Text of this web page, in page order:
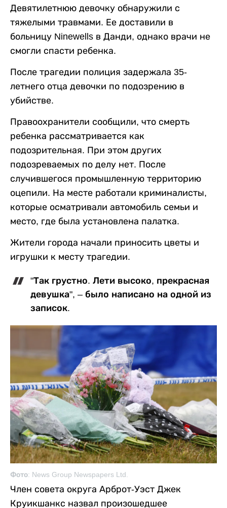
Девятилетнюю девочку обнаружили с
тяжелыми травмами. Ее доставили в
больницу Ninewells в Данди, однако врачи не
смогли спасти ребенка.
После трагедии полиция задержала 35-
летнего отца девочки по подозрению в
убийстве.
Правоохранители сообщили, что смерть
ребенка рассматривается как
подозрительная. При этом других
подозреваемых по делу нет. После
случившегося промышленную территорию
оцепили. На месте работали криминалисты,
которые осматривали автомобиль семьи и
место, где была установлена палатка.
Жители города начали приносить цветы и
игрушки к месту трагедии.
"Так грустно. Лети высоко, прекрасная
девушка", – было написано на одной из
записок.
Фото: News Group Newspapers Ltd.
Член совета округа Арброт-Уэст Джек
Круикшанкс назвал произошедшее